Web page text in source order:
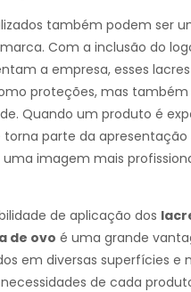
também podem ser
Com a inclusão do
a empresa, esses
proteções, mas
Quando um produto é
torna parte da apresentação
imagem mais
de aplicação dos
de ovo é uma grande
em diversas superfícies e
de cada